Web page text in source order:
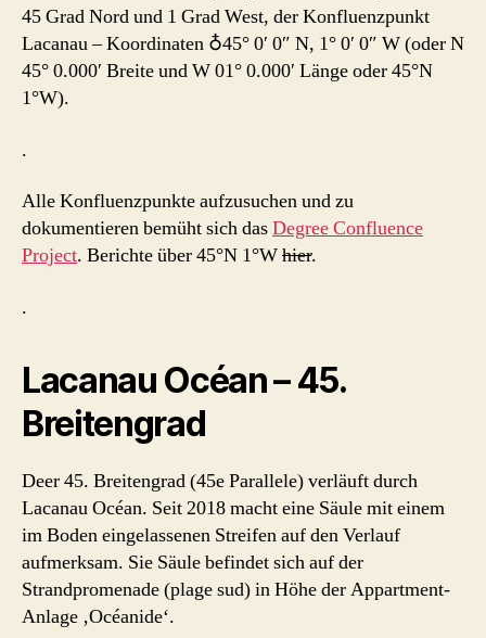
45 Grad Nord und 1 Grad West, der Konfluenzpunkt
Lacanau – Koordinaten ♁45° 0′ 0″ N, 1° 0′ 0″ W (oder N
45° 0.000′ Breite und W 01° 0.000′ Länge oder 45°N
1°W).
.
Alle Konfluenzpunkte aufzusuchen und zu
dokumentieren bemüht sich dasDegree Confluence
Project. Berichte über 45°N 1°Whier.
.
Lacanau Océan – 45.
Breitengrad
Deer 45. Breitengrad (45e Parallele) verläuft durch
Lacanau Océan. Seit 2018 macht eine Säule mit einem
im Boden eingelassenen Streifen auf den Verlauf
aufmerksam. Sie Säule befindet sich auf der
Strandpromenade (plage sud) in Höhe der Appartment-
Anlage ‚Océanide‘.